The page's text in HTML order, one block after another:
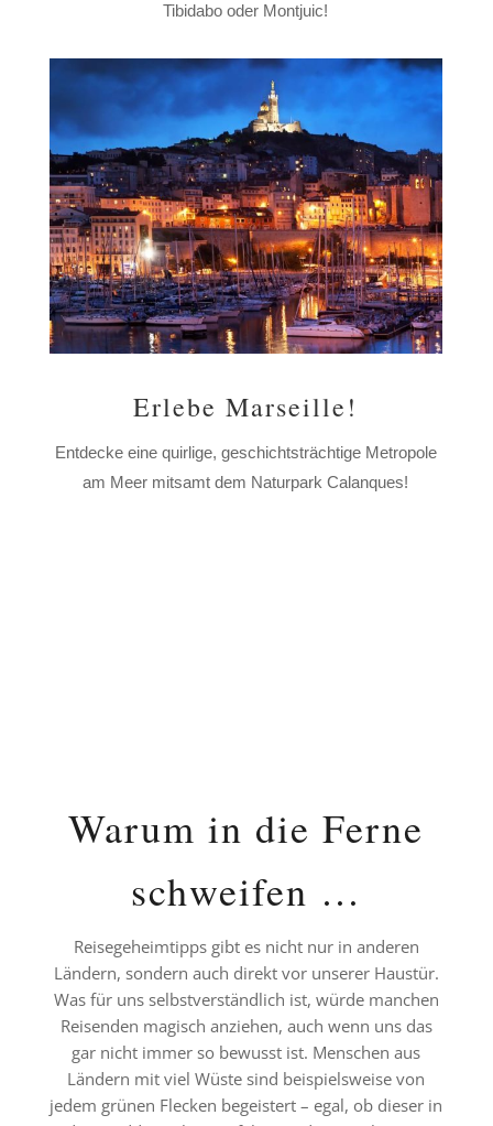
Tibidabo oder Montjuic!
Erlebe Marseille!
Entdecke eine quirlige, geschichtsträchtige Metropole
am Meer mitsamt dem Naturpark Calanques!
Warum in die Ferne
schweifen …
Reisegeheimtipps gibt es nicht nur in anderen
Ländern, sondern auch direkt vor unserer Haustür.
Was für uns selbstverständlich ist, würde manchen
Reisenden magisch anziehen, auch wenn uns das
gar nicht immer so bewusst ist. Menschen aus
Ländern mit viel Wüste sind beispielsweise von
jedem grünen Flecken begeistert – egal, ob dieser in